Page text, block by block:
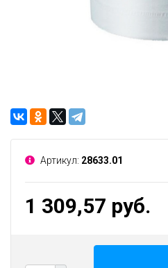
Артикул: 28633.01
1 309,57 руб.